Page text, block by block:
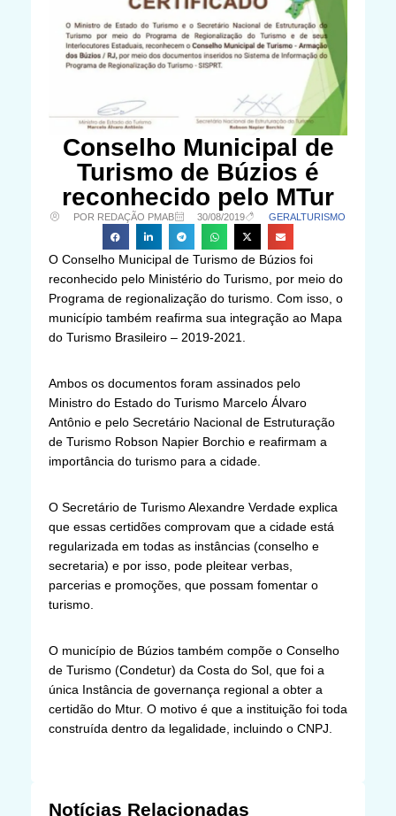
Conselho Municipal de
Turismo de Búzios é
reconhecido pelo MTur
POR REDAÇÃO PMAB 30/08/2019 GERAL TURISMO
O Conselho Municipal de Turismo de Búzios foi
reconhecido pelo Ministério do Turismo, por meio do
Programa de regionalização do turismo. Com isso, o
município também reafirma sua integração ao Mapa
do Turismo Brasileiro – 2019-2021.
Ambos os documentos foram assinados pelo
Ministro do Estado do Turismo Marcelo Álvaro
Antônio e pelo Secretário Nacional de Estruturação
de Turismo Robson Napier Borchio e reafirmam a
importância do turismo para a cidade.
O Secretário de Turismo Alexandre Verdade explica
que essas certidões comprovam que a cidade está
regularizada em todas as instâncias (conselho e
secretaria) e por isso, pode pleitear verbas,
parcerias e promoções, que possam fomentar o
turismo.
O município de Búzios também compõe o Conselho
de Turismo (Condetur) da Costa do Sol, que foi a
única Instância de governança regional a obter a
certidão do Mtur. O motivo é que a instituição foi toda
construída dentro da legalidade, incluindo o CNPJ.
Notícias Relacionadas